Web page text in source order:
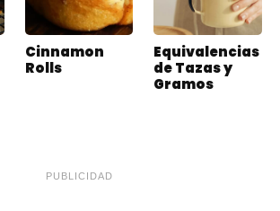
Cinnamon
Rolls
Equivalencias
de Tazas y
Gramos
PUBLICIDAD